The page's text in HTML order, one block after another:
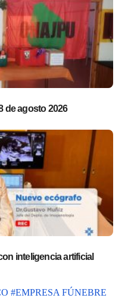
de agosto 2026
inteligencia artificial
#EMPRESA FÚNEBRE